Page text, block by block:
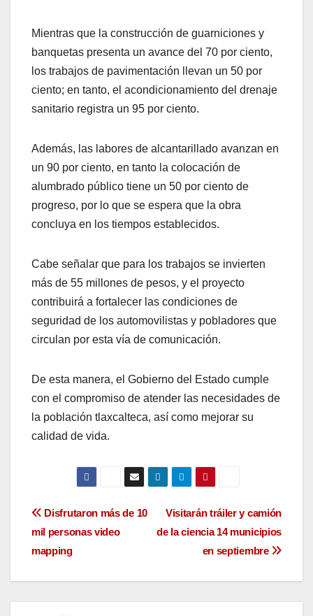
Mientras que la construcción de guarniciones y
banquetas presenta un avance del 70 por ciento,
los trabajos de pavimentación llevan un 50 por
ciento; en tanto, el acondicionamiento del drenaje
sanitario registra un 95 por ciento.
Además, las labores de alcantarillado avanzan en
un 90 por ciento, en tanto la colocación de
alumbrado público tiene un 50 por ciento de
progreso, por lo que se espera que la obra
concluya en los tiempos establecidos.
Cabe señalar que para los trabajos se invierten
más de 55 millones de pesos, y el proyecto
contribuirá a fortalecer las condiciones de
seguridad de los automovilistas y pobladores que
circulan por esta vía de comunicación.
De esta manera, el Gobierno del Estado cumple
con el compromiso de atender las necesidades de
la población tlaxcalteca, así como mejorar su
calidad de vida.
Navegación
de
entradas
Visitarán tráiler y camión
de la ciencia 14 municipios
en septiembre
Disfrutaron más de 10
mil personas video
mapping